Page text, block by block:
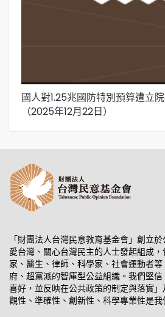
國人對1.25兆國防特別預算遭立
（2025年12月22日）
「財團法人台灣民意教育基金會」創立
愛台灣、關心台灣民主的人士發起組成
家、醫生、律師、科學家、社會運動者
府、超黨派的智庫型公益組織。我們堅
喜好，並反映在公共政策的制定與落實
觀性、準確性、創新性、科學專業性是我